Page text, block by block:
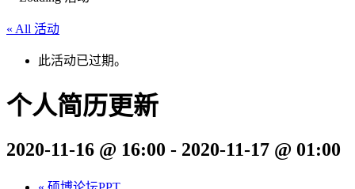
« All 活动
此活动已过期。
个人简历更新
2020-11-16 @ 16:00 - 2020-11-17 @ 01:00